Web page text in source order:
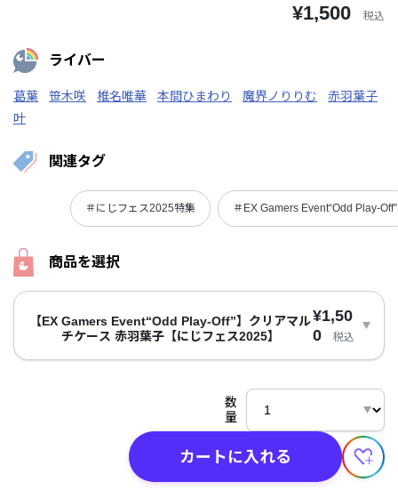
¥1,500 税込
ライバー
葛葉 笹木咲 椎名唯華 本間ひまわり 魔界ノりりむ
赤羽葉子
叶
関連タグ
＃にじフェス2025特集 ＃EX Gamers Event“Odd Play-Off”
商品を選択
【EX Gamers Event“Odd Play-Off”】クリアマル
チケース 赤羽葉子【にじフェス2025】
¥1,50
0
税込
数
量
カートに入れる